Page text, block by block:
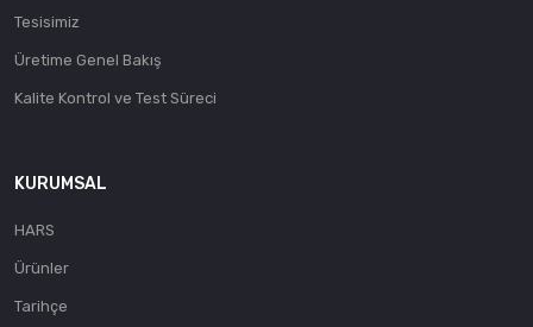
Tesisimiz
Üretime Genel Bakış
Kalite Kontrol ve Test Süreci
KURUMSAL
HARS
Ürünler
Tarihçe